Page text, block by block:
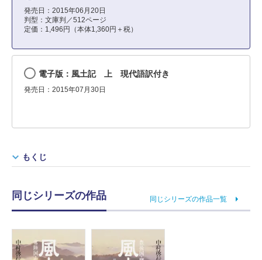
発売日：2015年06月20日
判型：文庫判／512ページ
定価：1,496円（本体1,360円＋税）
電子版：風土記 上 現代語訳付き
発売日：2015年07月30日
もくじ
同じシリーズの作品 同じシリーズの作品一覧